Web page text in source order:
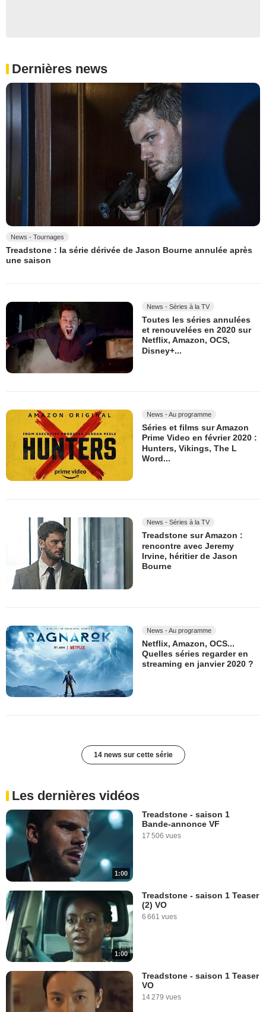
Dernières news
News - Tournages
Treadstone : la série dérivée de Jason Bourne annulée après
une saison
News - Séries à la TV
Toutes les séries annulées
et renouvelées en 2020 sur
Netflix, Amazon, OCS,
Disney+...
News - Au programme
Séries et films sur Amazon
Prime Video en février 2020 :
Hunters, Vikings, The L
Word...
News - Séries à la TV
Treadstone sur Amazon :
rencontre avec Jeremy
Irvine, héritier de Jason
Bourne
News - Au programme
Netflix, Amazon, OCS...
Quelles séries regarder en
streaming en janvier 2020 ?
14 news sur cette série
Les dernières vidéos
1:00
Treadstone - saison 1
Bande-annonce VF
17 506 vues
1:00
Treadstone - saison 1 Teaser
(2) VO
6 661 vues
Treadstone - saison 1 Teaser
VO
14 279 vues